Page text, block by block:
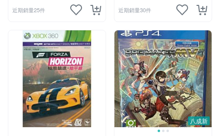
近期銷量25件 近期銷量30件
八成新